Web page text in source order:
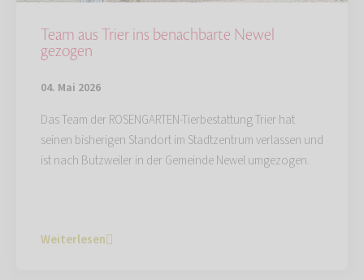
Team aus Trier ins benachbarte Newel
gezogen
04. Mai 2026
Das Team der ROSENGARTEN-Tierbestattung Trier hat
seinen bisherigen Standort im Stadtzentrum verlassen und
ist nach Butzweiler in der Gemeinde Newel umgezogen.
Weiterlesen